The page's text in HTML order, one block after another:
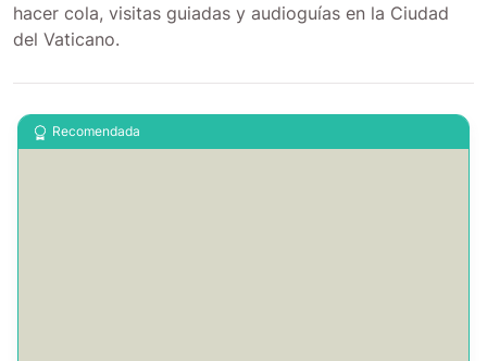
hacer cola, visitas guiadas y audioguías en la Ciudad
del Vaticano.
Recomendada